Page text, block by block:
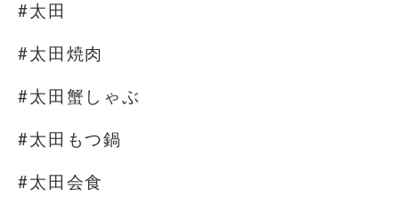
#太田
#太田焼肉
#太田蟹しゃぶ
#太田もつ鍋
#太田会食